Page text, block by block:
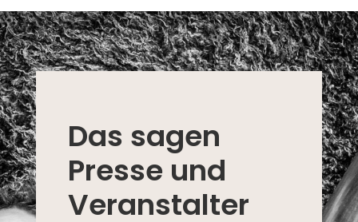
Das sagen
Presse und
Veranstalter